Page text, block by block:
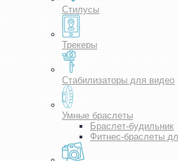
Стилусы
Трекеры
Стабилизаторы для видео
Умные браслеты
Браслет-будильник
Фитнес-браслеты